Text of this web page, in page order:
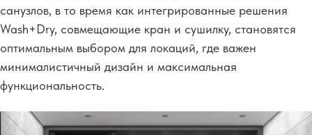
санузлов, в то время как интегрированные решения
Wash+Dry, совмещающие кран и сушилку, становятся
оптимальным выбором для локаций, где важен
минималистичный дизайн и максимальная
функциональность.